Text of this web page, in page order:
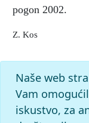
pogon 2002.
Z. Kos
Citiranje:
Butoniga,
mrežno izdanje.
Pristupljeno
Naše web
Vam
iskustvo, za